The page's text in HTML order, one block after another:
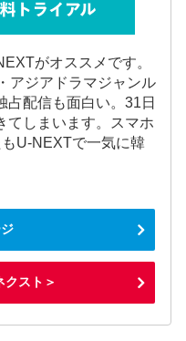
がオススメです。
アジアドラマジャンル
占配信も面白い。31日
てしまいます。スマホ
U-NEXTで一気に韓
クスト＞